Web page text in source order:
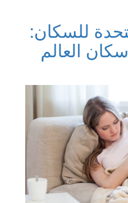
للسكان:
العالم